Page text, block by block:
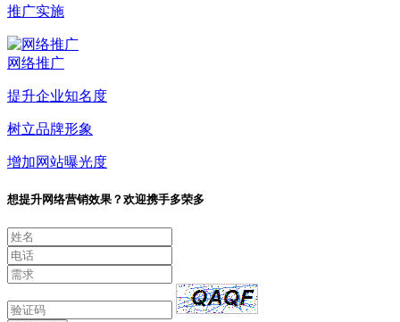
推广实施
网络推广
提升企业知名度
树立品牌形象
增加网站曝光度
想提升网络营销效果？欢迎携手多荣多